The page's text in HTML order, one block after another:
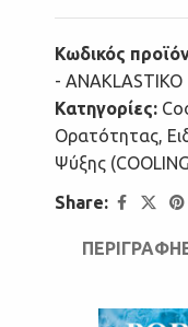
Κωδικός
- ANAKLASTIKO
Κατηγορίες:
Ορατότητας,
Ψύξης
Share:
ΠΕΡΙΓΡΑΦΉ